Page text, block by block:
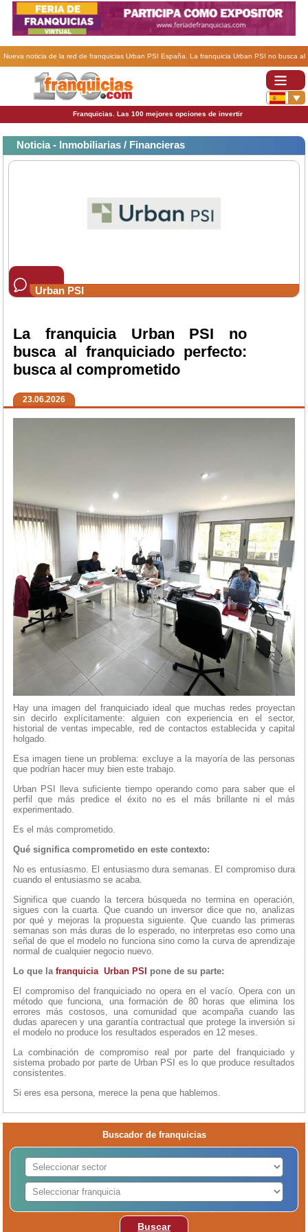
Nueva noticia de la red de franquicias Urban PSI España. La franquicia Urban PSI no busca al
franquiciado perfecto: busca al comprometido.
Franquicias. Las 100 mejores opciones de invertir
Noticia - Inmobiliarias / Financieras
Urban PSI
La franquicia Urban PSI no
busca al franquiciado perfecto:
busca al comprometido
23.06.2026
Hay una imagen del franquiciado ideal que muchas redes proyectan
sin decirlo explícitamente: alguien con experiencia en el sector,
historial de ventas impecable, red de contactos establecida y capital
holgado.
Esa imagen tiene un problema: excluye a la mayoría de las personas
que podrían hacer muy bien este trabajo.
Urban PSI lleva suficiente tiempo operando como para saber que el
perfil que más predice el éxito no es el más brillante ni el más
experimentado.
Es el más comprometido.
Qué significa comprometido en este contexto:
No es entusiasmo. El entusiasmo dura semanas. El compromiso dura
cuando el entusiasmo se acaba.
Significa que cuando la tercera búsqueda no termina en operación,
sigues con la cuarta. Que cuando un inversor dice que no, analizas
por qué y mejoras la propuesta siguiente. Que cuando las primeras
semanas son más duras de lo esperado, no interpretas eso como una
señal de que el modelo no funciona sino como la curva de aprendizaje
normal de cualquier negocio nuevo.
Lo que la franquicia Urban PSI pone de su parte:
El compromiso del franquiciado no opera en el vacío. Opera con un
método que funciona, una formación de 80 horas que elimina los
errores más costosos, una comunidad que acompaña cuando las
dudas aparecen y una garantía contractual que protege la inversión si
el modelo no produce los resultados esperados en 12 meses.
La combinación de compromiso real por parte del franquiciado y
sistema probado por parte de Urban PSI es lo que produce resultados
consistentes.
Si eres esa persona, merece la pena que hablemos.
Buscador de franquicias
Buscar